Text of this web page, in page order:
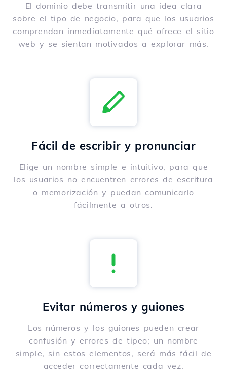
El dominio debe transmitir una idea clara
sobre el tipo de negocio, para que los usuarios
comprendan inmediatamente qué ofrece el sitio
web y se sientan motivados a explorar más.
Fácil de escribir y pronunciar
Elige un nombre simple e intuitivo, para que
los usuarios no encuentren errores de escritura
o memorización y puedan comunicarlo
fácilmente a otros.
Evitar números y guiones
Los números y los guiones pueden crear
confusión y errores de tipeo; un nombre
simple, sin estos elementos, será más fácil de
acceder correctamente cada vez.